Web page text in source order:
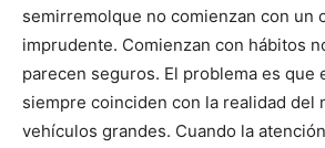
semirremolque no comienzan con un
imprudente. Comienzan con hábitos
parecen seguros. El problema es que
siempre coinciden con la realidad del
vehículos grandes. Cuando la